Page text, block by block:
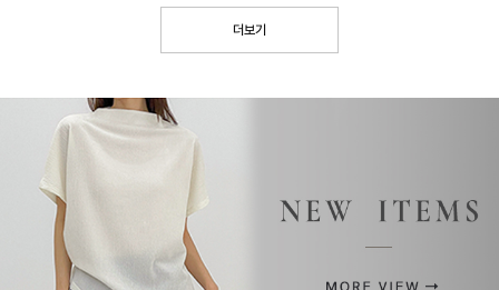
더보기